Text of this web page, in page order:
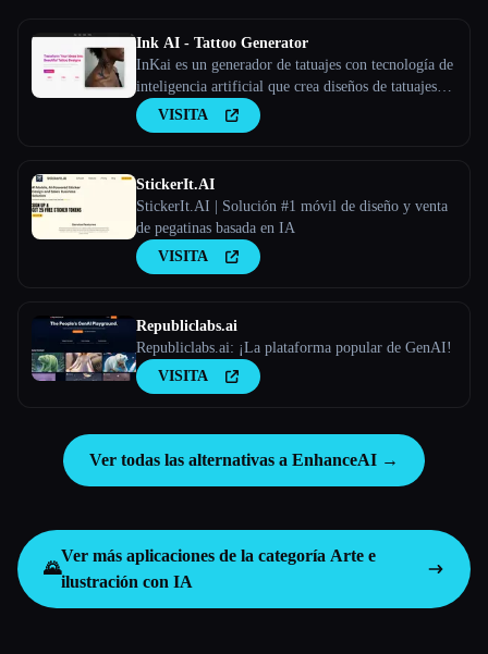
Ink AI - Tattoo Generator
InKai es un generador de tatuajes con tecnología de
inteligencia artificial que crea diseños de tatuajes
personalizados en función de los comentarios de los
usuarios.
VISITA
StickerIt.AI
StickerIt.AI | Solución #1 móvil de diseño y venta
de pegatinas basada en IA
VISITA
Republiclabs.ai
Republiclabs.ai: ¡La plataforma popular de GenAI!
VISITA
Ver todas las alternativas a EnhanceAI →
🌄
Ver más aplicaciones de la categoría Arte e
ilustración con IA